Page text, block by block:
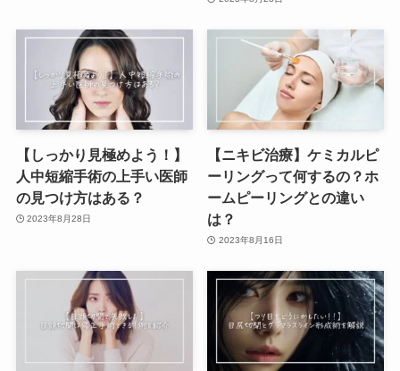
【しっかり見極めよう！】
人中短縮手術の上手い医師
の見つけ方はある？
2023年8月28日
【ニキビ治療】ケミカルピ
ーリングって何するの？ホ
ームピーリングとの違い
は？
2023年8月16日